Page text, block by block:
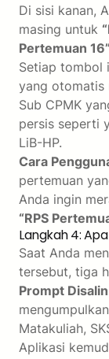
Di sisi kanan,
masing untuk
Pertemuan 16”
Setiap tombol
yang otomatis
Sub CPMK
persis seperti
LiB-HP.
Cara
pertemuan
Anda ingin
“RPS
Langkah 4:
Saat Anda
tersebut, tiga
Prompt
Matakuliah,
Aplikasi